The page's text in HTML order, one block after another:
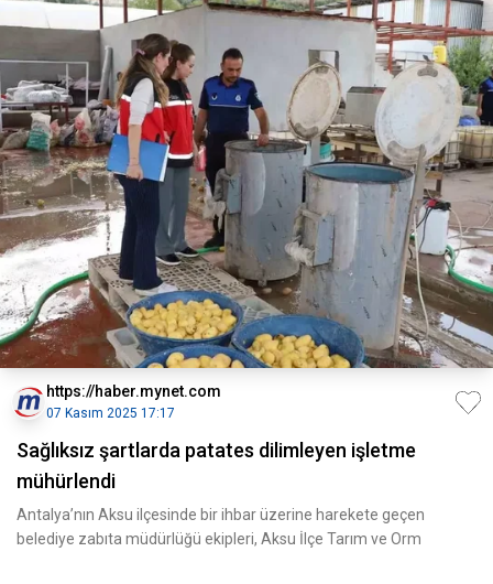
https://haber.mynet.com
07 Kasım 2025 17:17
Sağlıksız şartlarda patates dilimleyen işletme
mühürlendi
Antalya’nın Aksu ilçesinde bir ihbar üzerine harekete geçen
belediye zabıta müdürlüğü ekipleri, Aksu İlçe Tarım ve Orm